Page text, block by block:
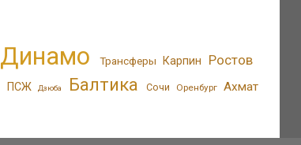
Динамо Трансферы Карпин Ростов
ПСЖ Дзюба Балтика Сочи Оренбург Ахмат